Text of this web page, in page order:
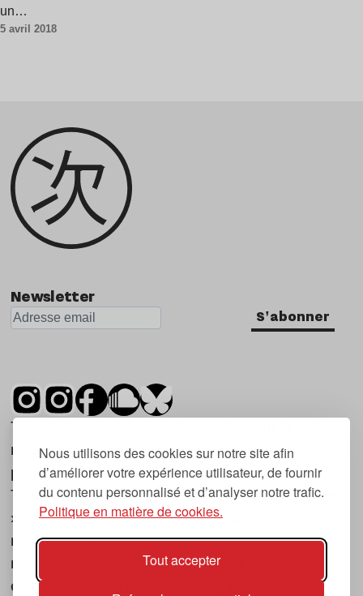
Nous utilisons des cookies sur notre site afin
d’améliorer votre expérience utilisateur, de fournir
du contenu personnalisé et d’analyser notre trafic.
Politique en matière de cookies.
Tout accepter
un…
5 avril 2018
Newsletter
S'abonner
Tsugi est un mensuel indépendant sur la
musique et les nouvelles tendances, dont la
première parution date de 2007.
Tsugi en japonais signifie « prochain », « suivant
», ce qui correspond à la thématique du
magazine, à l’affût des nouvelles tendances
musicales, qu’elles viennent de la musique
électronique, du rock ou du hip hop, et des